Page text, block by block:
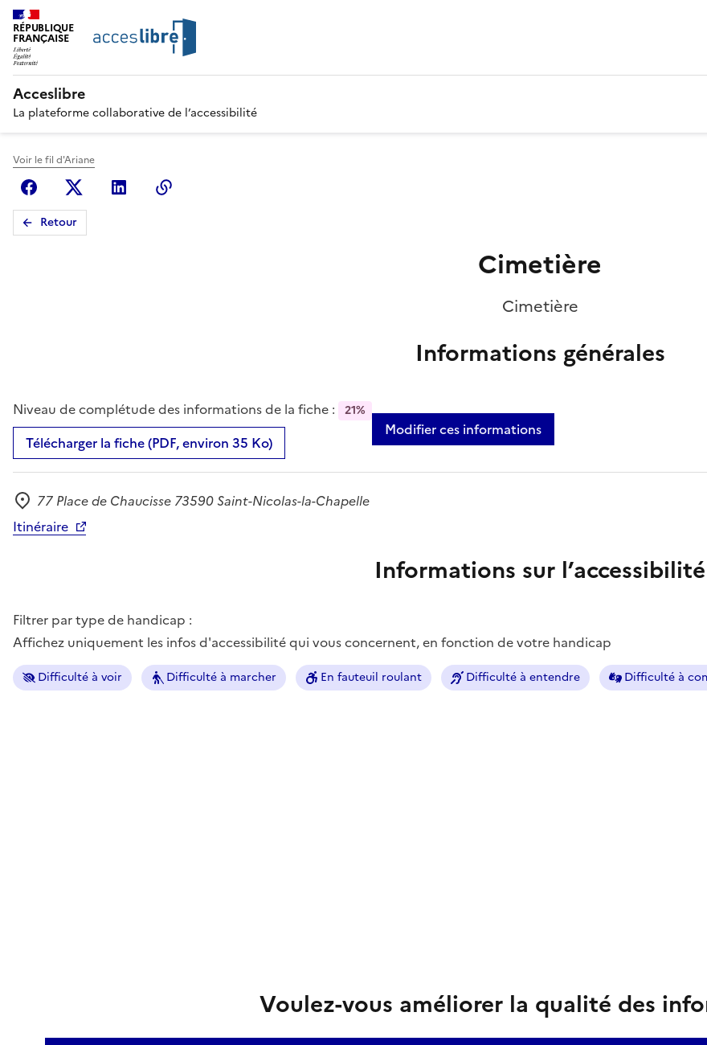
RÉPUBLIQUE
FRANÇAISE
Acceslibre
La plateforme collaborative de l’accessibilité
Voir le fil d'Ariane
FacebookX (anciennement Twitter)
Linkedin
Retour
Cimetière
Cimetière
Informations générales
Niveau de complétude des informations de la fiche : 21%
Télécharger la fiche (PDF, environ 35 Ko)
Modifier ces informations
Adresse
77 Place de Chaucisse 73590 Saint-Nicolas-la-Chapelle
Itinéraire
Informations sur l’accessibilité
Filtrer par type de handicap :
Affichez uniquement les infos d'accessibilité qui vous concernent, en fonction de votre handicap
Difficulté à voir Difficulté à marcher En fauteuil roulant Difficulté à entendre Difficulté à
Voulez-vous améliorer la qualité des